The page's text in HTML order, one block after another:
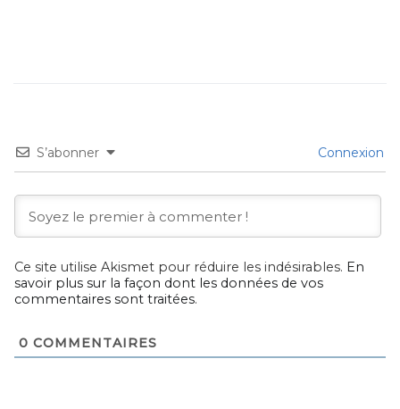
S’abonner Connexion
Ce site utilise Akismet pour réduire les indésirables. En
savoir plus sur la façon dont les données de vos
commentaires sont traitées.
0 COMMENTAIRES